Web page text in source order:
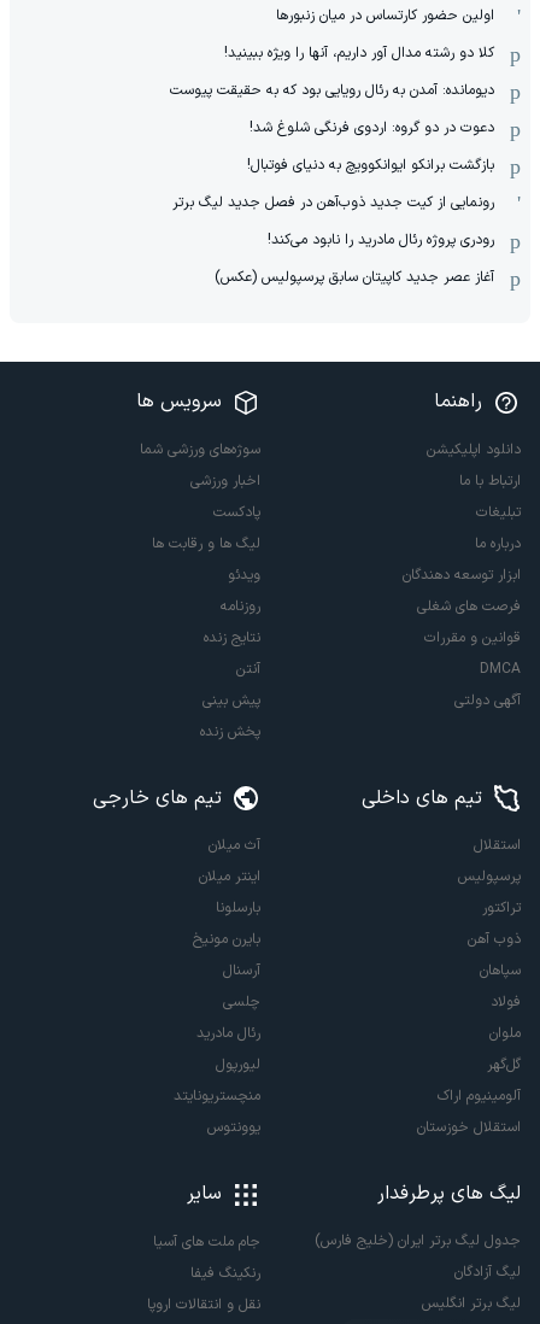
اولین حضور کارتساس در میان زنبورها
کلا دو‌ رشته مدال آور داریم، آنها را ویژه ببینید!
دیومانده: آمدن به رئال رویایی بود که به حقیقت پیوست
دعوت در دو گروه: اردوی فرنگی شلوغ شد!
بازگشت برانکو ایوانکوویچ به دنیای فوتبال!
رونمایی از کیت جدید ذوب‌آهن در فصل جدید لیگ برتر
رودری پروژه رئال مادرید را نابود می‌کند!
آغاز عصر جدید کاپیتان سابق پرسپولیس (عکس)
راهنما
دانلود اپلیکیشن
ارتباط با ما
تبلیغات
درباره ما
ابزار توسعه دهندگان
فرصت های شغلی
قوانین و مقررات
DMCA
آگهی دولتی
سرویس ها
سوژه‌های ورزشی شما
اخبار ورزشی
پادکست
لیگ ها و رقابت ها
ویدئو
روزنامه
نتایج زنده
آنتن
پیش بینی
پخش زنده
تیم های داخلی
استقلال
پرسپولیس
تراکتور
ذوب آهن
سپاهان
فولاد
ملوان
گل‌گهر
آلومینیوم اراک
استقلال خوزستان
تیم های خارجی
آث میلان
اینتر میلان
بارسلونا
بایرن مونیخ
آرسنال
چلسی
رئال مادرید
لیورپول
منچستریونایتد
یوونتوس
لیگ های پرطرفدار
جدول لیگ برتر ایران (خلیج فارس)
لیگ آزادگان
لیگ برتر انگلیس
سایر
جام ملت های آسیا
رنکینگ فیفا
نقل و انتقالات اروپا